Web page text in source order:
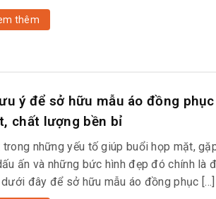
thêm
ý để sở hữu mẫu áo đồng
chất lượng bền bỉ
trong những yếu tố giúp buổi họp mặt,
ấn và những bức hình đẹp đó chính là
đây để sở hữu mẫu áo đồng phục […]